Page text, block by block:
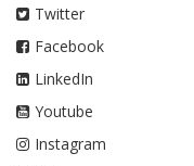
Twitter
Facebook
LinkedIn
Youtube
Instagram